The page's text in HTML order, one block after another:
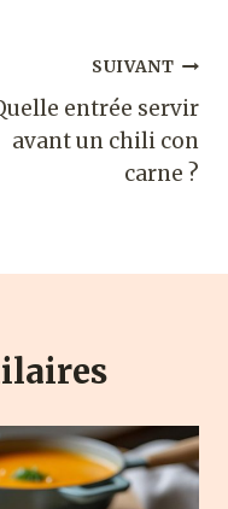
SUIVANT
entrée servir
avant un chili con
carne ?